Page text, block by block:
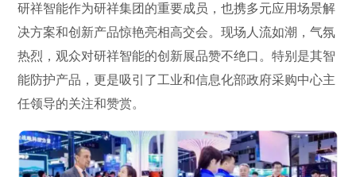
研祥智能作为研祥集团的重要成员，也携多元应用场景解
决方案和创新产品惊艳亮相高交会。现场人流如潮，气氛
热烈，观众对研祥智能的创新展品赞不绝口。特别是其智
能防护产品，更是吸引了工业和信息化部政府采购中心主
任领导的关注和赞赏。